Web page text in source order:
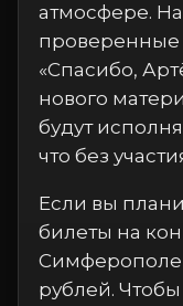
атмосфере.
проверенные
«Спасибо,
нового
будут
что без
Если вы
билеты на
Симферополе
рублей.